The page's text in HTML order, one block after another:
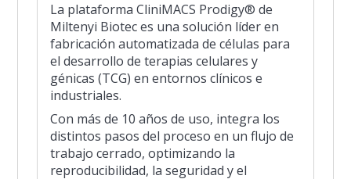
La plataforma CliniMACS Prodigy® de
Miltenyi Biotec es una solución líder en
fabricación automatizada de células para
el desarrollo de terapias celulares y
génicas (TCG) en entornos clínicos e
industriales.
Con más de 10 años de uso, integra los
distintos pasos del proceso en un flujo de
trabajo cerrado, optimizando la
reproducibilidad, la seguridad y el